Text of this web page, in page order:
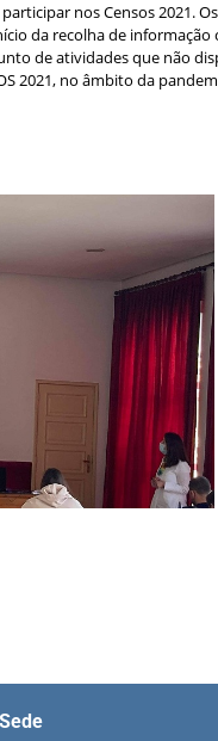
nos Censos 2021.
da recolha de informação
de atividades que não
2021, no âmbito da